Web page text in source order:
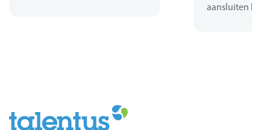
aansluiten bij